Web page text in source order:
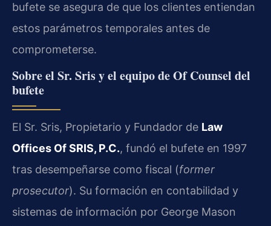
bufete se asegura de que los clientes entiendan
estos parámetros temporales antes de
comprometerse.
Sobre el Sr. Sris y el equipo de Of Counsel del
bufete
El Sr. Sris, Propietario y Fundador de Law
Offices Of SRIS, P.C., fundó el bufete en 1997
tras desempeñarse como fiscal (former
prosecutor). Su formación en contabilidad y
sistemas de información por George Mason